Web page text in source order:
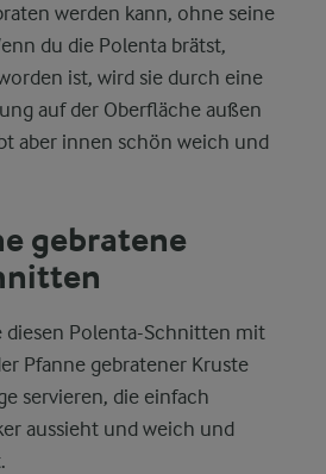
werden kann, ohne seine
du die Polenta brätst,
ist, wird sie durch eine
auf der Oberfläche außen
aber innen schön weich und
gebratene
diesen Polenta-Schnitten mit
Pfanne gebratener Kruste
servieren, die einfach
aussieht und weich und